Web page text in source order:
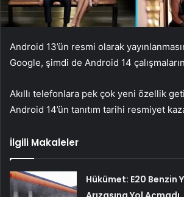
Android 13’ün resmi olarak
Google, şimdi de Android 14
Akıllı telefonlara pek çok yeni özellik
Android 14’ün tanıtım tarihi resmiyet
İlgili Makaleler
Hükümet: E20 Benzin